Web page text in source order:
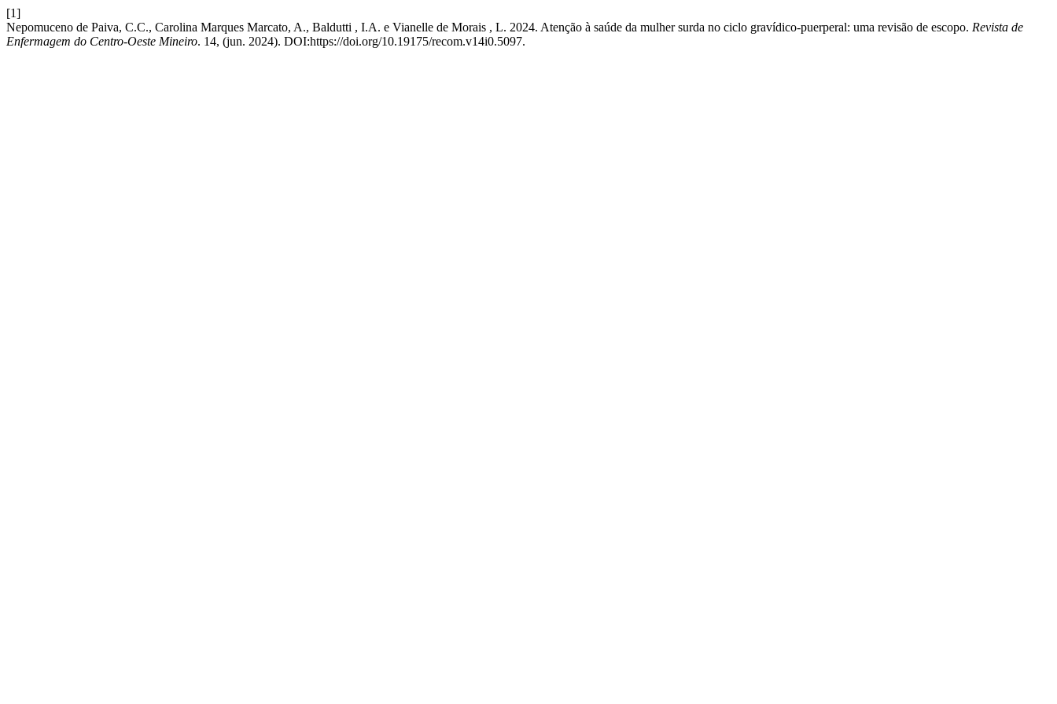
[1]
Nepomuceno de Paiva, C.C., Carolina Marques Marcato, A., Baldutti , I.A. e Vianelle de Morais , L. 2024. Atenção à saúde da mulher surda no ciclo gravídico-puerperal: uma revisão de escopo. Revista de
Enfermagem do Centro-Oeste Mineiro. 14, (jun. 2024). DOI:https://doi.org/10.19175/recom.v14i0.5097.